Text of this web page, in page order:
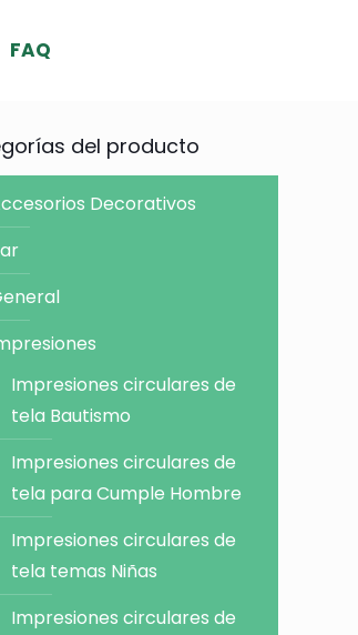
FAQ
del producto
Decorativos
Impresiones circulares de
tela Bautismo
Impresiones circulares de
tela para Cumple Hombre
Impresiones circulares de
tela temas Niñas
Impresiones circulares de